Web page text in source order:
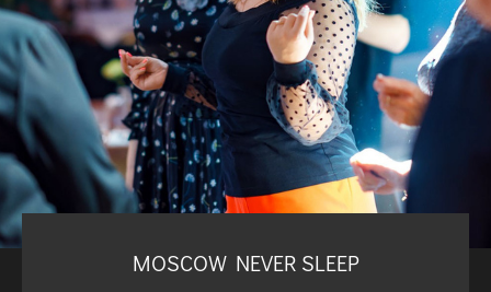
MOSCOW NEVER SLEEP